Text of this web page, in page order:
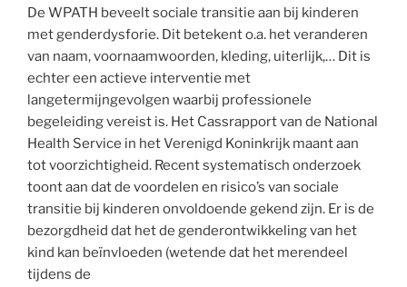
De WPATH beveelt sociale transitie aan bij kinderen
met genderdysforie. Dit betekent o.a. het veranderen
van naam, voornaamwoorden, kleding, uiterlijk,… Dit is
echter een actieve interventie met
langetermijngevolgen waarbij professionele
begeleiding vereist is. Het Cassrapport van de National
Health Service in het Verenigd Koninkrijk maant aan
tot voorzichtigheid. Recent systematisch onderzoek
toont aan dat de voordelen en risico’s van sociale
transitie bij kinderen onvoldoende gekend zijn. Er is de
bezorgdheid dat het de genderontwikkeling van het
kind kan beïnvloeden (wetende dat het merendeel
tijdens de